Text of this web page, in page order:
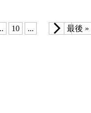
10 ... 最後 »